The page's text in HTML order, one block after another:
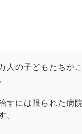
人の子どもたちが
すには限られた病
。